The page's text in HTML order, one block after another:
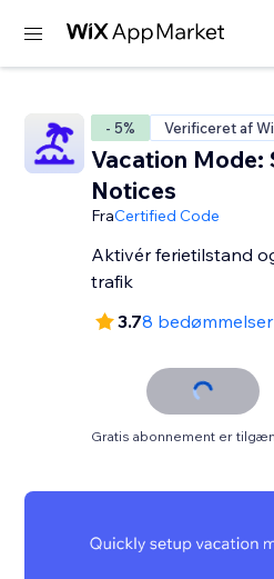
- 5% Verificeret af
Vacation Mode:
Notices
FraCertified Code
Aktivér ferietilstand
trafik
3.78 bedømmelser
Gratis abonnement er